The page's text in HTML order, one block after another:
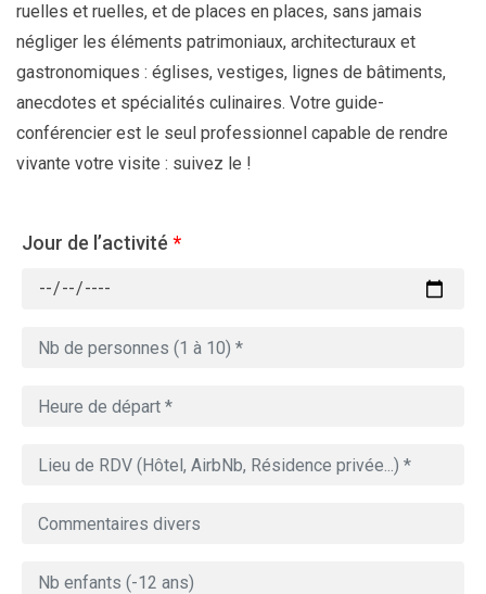
ruelles et ruelles, et de places en places, sans jamais
négliger les éléments patrimoniaux, architecturaux et
gastronomiques : églises, vestiges, lignes de bâtiments,
anecdotes et spécialités culinaires. Votre guide-
conférencier est le seul professionnel capable de rendre
vivante votre visite : suivez le !
Jour de l’activité *